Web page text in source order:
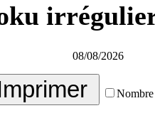
08/08/2026
Nombre